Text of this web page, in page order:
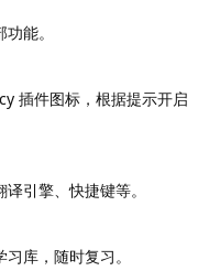
能。
插件图标，根据提示开启
引擎、快捷键等。
库，随时复习。